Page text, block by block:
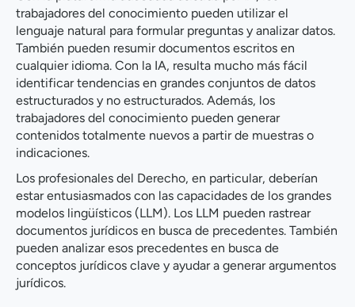
trabajadores del conocimiento pueden utilizar el
lenguaje natural para formular preguntas y analizar datos.
También pueden resumir documentos escritos en
cualquier idioma. Con la IA, resulta mucho más fácil
identificar tendencias en grandes conjuntos de datos
estructurados y no estructurados. Además, los
trabajadores del conocimiento pueden generar
contenidos totalmente nuevos a partir de muestras o
indicaciones.
Los profesionales del Derecho, en particular, deberían
estar entusiasmados con las capacidades de los grandes
modelos lingüísticos (LLM). Los LLM pueden rastrear
documentos jurídicos en busca de precedentes. También
pueden analizar esos precedentes en busca de
conceptos jurídicos clave y ayudar a generar argumentos
jurídicos.